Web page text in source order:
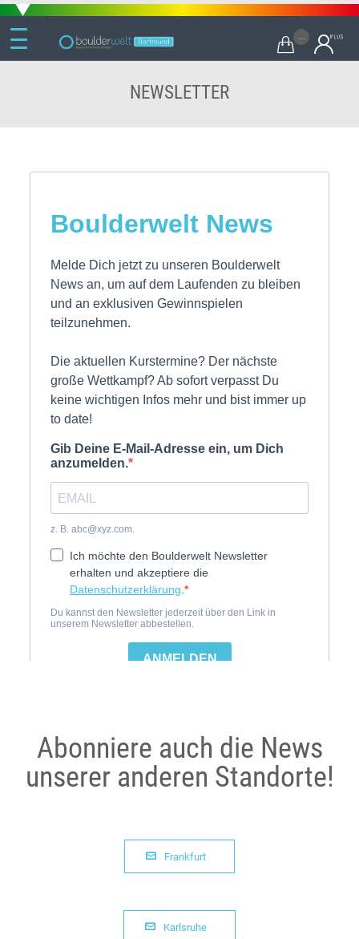

NEWSLETTER
Abonniere auch die News
unserer anderen Standorte!
 Frankfurt
 Karlsruhe